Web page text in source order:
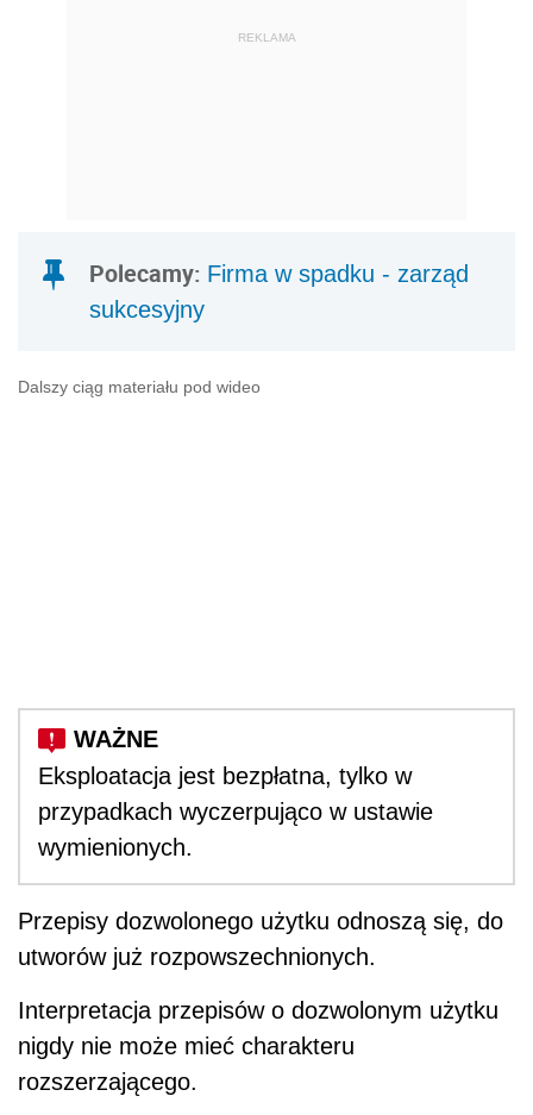
REKLAMA
Polecamy: Firma w spadku - zarząd
sukcesyjny
Dalszy ciąg materiału pod wideo
Eksploatacja jest bezpłatna, tylko w
przypadkach wyczerpująco w ustawie
wymienionych.
Przepisy dozwolonego użytku odnoszą się, do
utworów już rozpowszechnionych.
Interpretacja przepisów o dozwolonym użytku
nigdy nie może mieć charakteru
rozszerzającego.